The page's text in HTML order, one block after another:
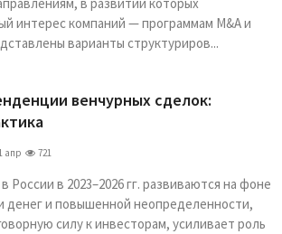
интерес компаний — программам M&A и
варианты структуриров...
венчурных сделок:
апр 721
России в 2023–2026 гг. развиваются на фоне
денег и повышенной неопределенности,
силу к инвесторам, усиливает роль